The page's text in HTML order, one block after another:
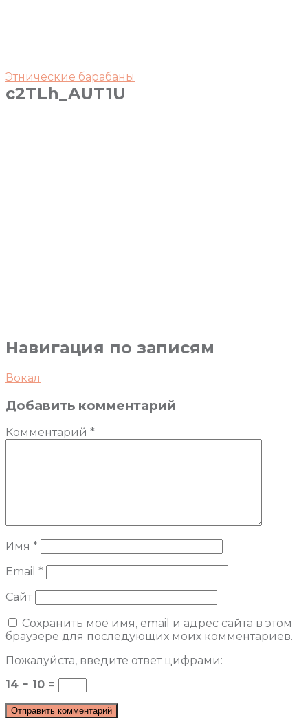
Этнические барабаны
c2TLh_AUT1U
Навигация по записям
Вокал
Добавить комментарий
Комментарий *
Имя *
Email *
Сайт
Сохранить моё имя, email и адрес сайта в этом
браузере для последующих моих комментариев.
Пожалуйста, введите ответ цифрами:
14 − 10 =